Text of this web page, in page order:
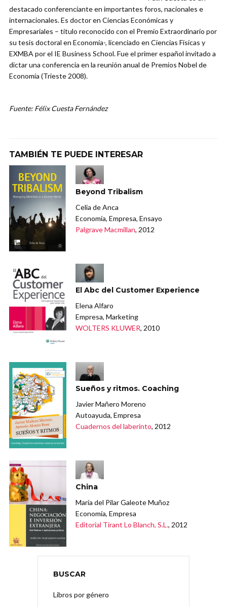
destacado conferenciante en importantes foros, nacionales e
internacionales. Es doctor en Ciencias Económicas y
Empresariales – título reconocido con el Premio Extraordinario por
su tesis doctoral en Economía-, licenciado en Ciencias Físicas y
EXMBA por el IE Business School. Fue el primer español invitado a
dictar una conferencia en la reunión anual de Premios Nobel de
Economía (Trieste 2008).
Fuente: Félix Cuesta Fernández
TAMBIÉN TE PUEDE INTERESAR
Beyond Tribalism
Celia de Anca
Economía, Empresa, Ensayo
Palgrave Macmillan, 2012
El Abc del Customer Experience
Elena Alfaro
Empresa, Marketing
WOLTERS KLUWER, 2010
Sueños y ritmos. Coaching
Javier Mañero Moreno
Autoayuda, Empresa
Cuadernos del laberinto, 2012
China
María del Pilar Galeote Muñoz
Economía, Empresa
Editorial Tirant Lo Blanch, S.L., 2012
BUSCAR
Libros por género